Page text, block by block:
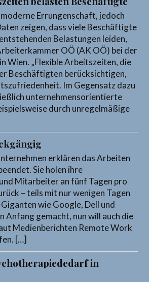
Errungenschaft, jedoch
zeigen, dass viele Beschäftigte
Belastungen leiden,
OÖ (AK OÖ) bei der
Wien. „Flexible Arbeitszeiten, die
Beschäftigten berücksichtigen,
Im Gegensatz dazu
unternehmensorientierte
durch unregelmäßige
erklären das Arbeiten
Sie holen ihre
Mitarbeiter an fünf Tagen pro
– teils mit nur wenigen Tagen
wie Google, Dell und
Anfang gemacht, nun will auch die
Medienberichten Remote Work
[…]
in